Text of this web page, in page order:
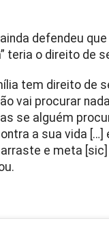
defendeu
teria o direito de
tem direito de
vai procurar
se alguém
a sua vida […]
e meta [sic]